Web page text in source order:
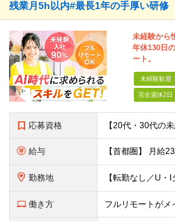
残業月5h以内#最長1年の手厚い研修
未経験から
年休130日
ート。
未経験歓迎
完全週休2日
応募資格
給与
勤務地
働き方 フルリモートがメ